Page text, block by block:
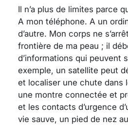
Il n’a plus de limites parce
A mon téléphone. A un
d’autre. Mon corps ne
frontière de ma peau ; il
d’informations qui peuvent
exemple, un satellite peut
et localiser une chute dans
une montre connectée et
et les contacts d’urgence
vie sauve, un pied de nez